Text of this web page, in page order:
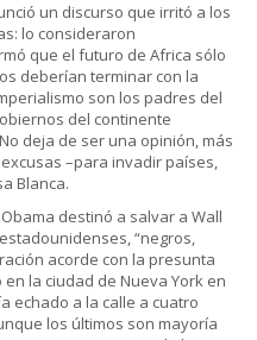
un discurso que irritó a los
lo consideraron
que el futuro de Africa sólo
deberían terminar con la
son los padres del
del continente
No deja de ser una opinión, más
–para invadir países,
Blanca.
destinó a salvar a Wall
“negros,
acorde con la presunta
la ciudad de Nueva York en
echado a la calle a cuatro
los últimos son mayoría